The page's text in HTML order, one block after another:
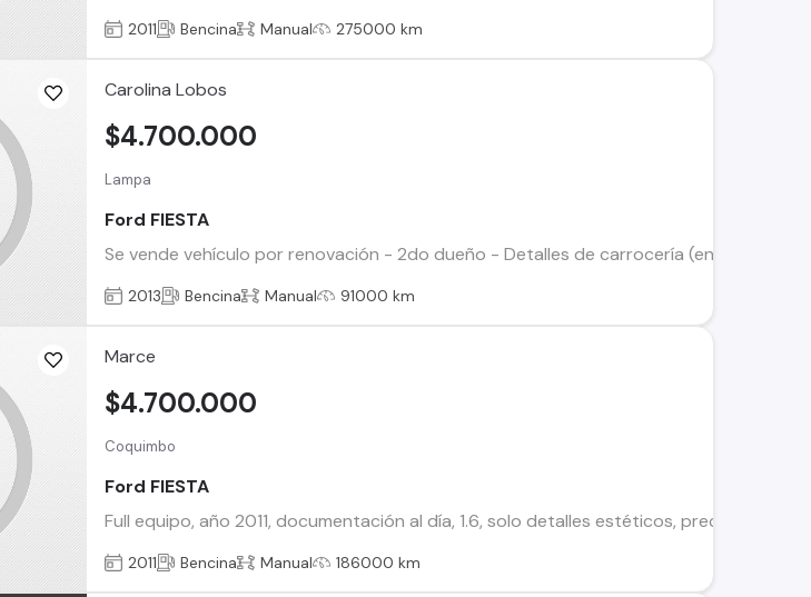
2011 Bencina Manual 275000 km
Carolina Lobos
Lampa
Ford FIESTA
Se vende vehículo por renovación - 2do dueño - Detalles de carrocería (en foto) -
$4.700.000
2013 Bencina Manual 91000 km
Marce
Coquimbo
Ford FIESTA
Full equipo, año 2011, documentación al día, 1.6, solo detalles estéticos, precio
$4.700.000
2011 Bencina Manual 186000 km